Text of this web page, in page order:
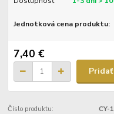
Jednotková cena produktu:
7,40 €
Číslo produktu:
CY-